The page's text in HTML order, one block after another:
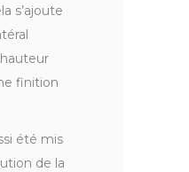
s’ajoute
finition
été mis
de la